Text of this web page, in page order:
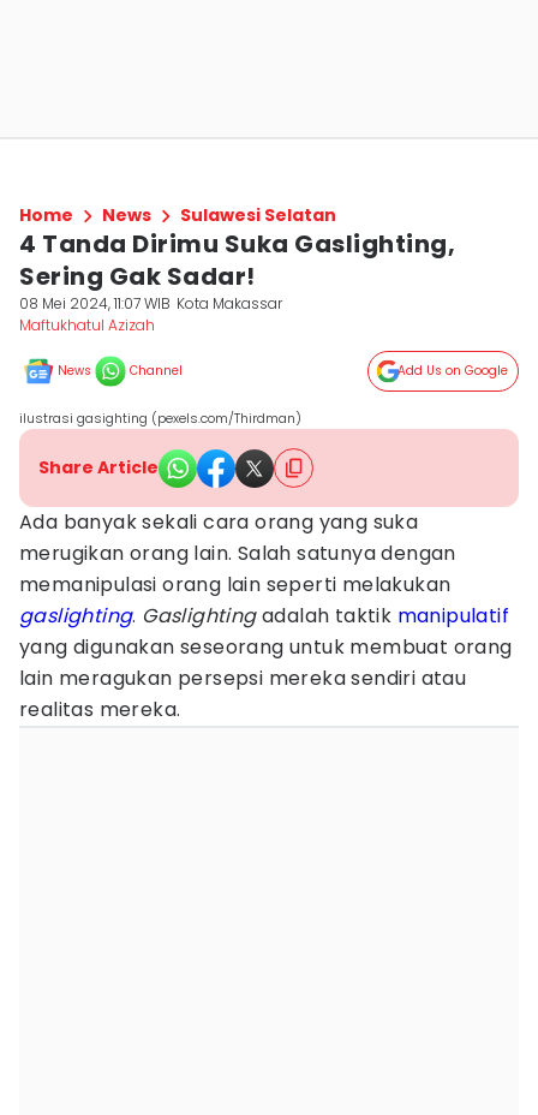
Home News Sulawesi Selatan
4 Tanda Dirimu Suka Gaslighting,
Sering Gak Sadar!
08 Mei 2024, 11:07 WIB Kota Makassar
Maftukhatul Azizah
News Channel Add Us on Google
ilustrasi gasighting (pexels.com/Thirdman)
Share Article
Ada banyak sekali cara orang yang suka
merugikan orang lain. Salah satunya dengan
memanipulasi orang lain seperti melakukan
gaslighting. Gaslightingadalah taktik manipulatif
yang digunakan seseorang untuk membuat orang
lain meragukan persepsi mereka sendiri atau
realitas mereka.